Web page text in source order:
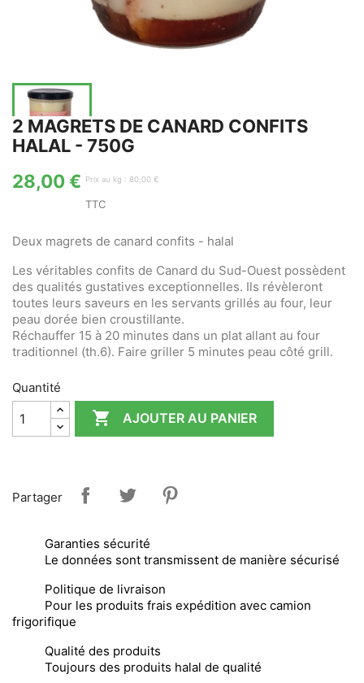
2 MAGRETS DE CANARD CONFITS
HALAL - 750G
28,00 € Prix au kg : 80,00 €
TTC
Deux magrets de canard confits - halal
Les véritables confits de Canard du Sud-Ouest possèdent
des qualités gustatives exceptionnelles. Ils révèleront
toutes leurs saveurs en les servants grillés au four, leur
peau dorée bien croustillante.
Réchauffer 15 à 20 minutes dans un plat allant au four
traditionnel (th.6). Faire griller 5 minutes peau côté grill.
Quantité
 AJOUTER AU PANIER
Partager
Garanties sécurité
Le données sont transmissent de manière sécurisé
Politique de livraison
Pour les produits frais expédition avec camion
frigorifique
Qualité des produits
Toujours des produits halal de qualité